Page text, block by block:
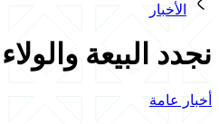
الأخبار
نجدد البيعة
أخبار عامة